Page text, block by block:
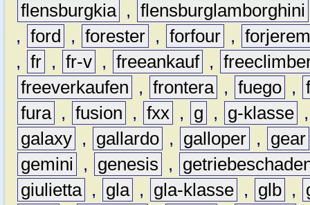
flensburgkia , flensburglamborghini
, ford , forester , forfour ,
, fr , fr-v , freeankauf ,
freeverkaufen
, frontera , fuego ,
fura , fusion , fxx , g , g-klasse
galaxy , gallardo , galloper ,
gear
gemini
, genesis ,
giulietta , gla , gla-klasse , glb ,